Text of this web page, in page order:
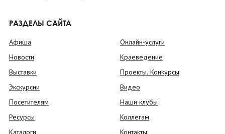
РАЗДЕЛЫ САЙТА
Афиша
Новости
Выставки
Экскурсии
Посетителям
Ресурсы
Каталоги
Онлайн-услуги
Краеведение
Проекты. Конкурсы
Видео
Наши клубы
Коллегам
Контакты